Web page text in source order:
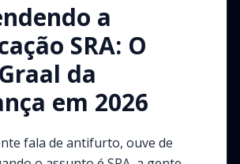
a
SRA: O
da
em 2026
fala de antifurto, ouve de